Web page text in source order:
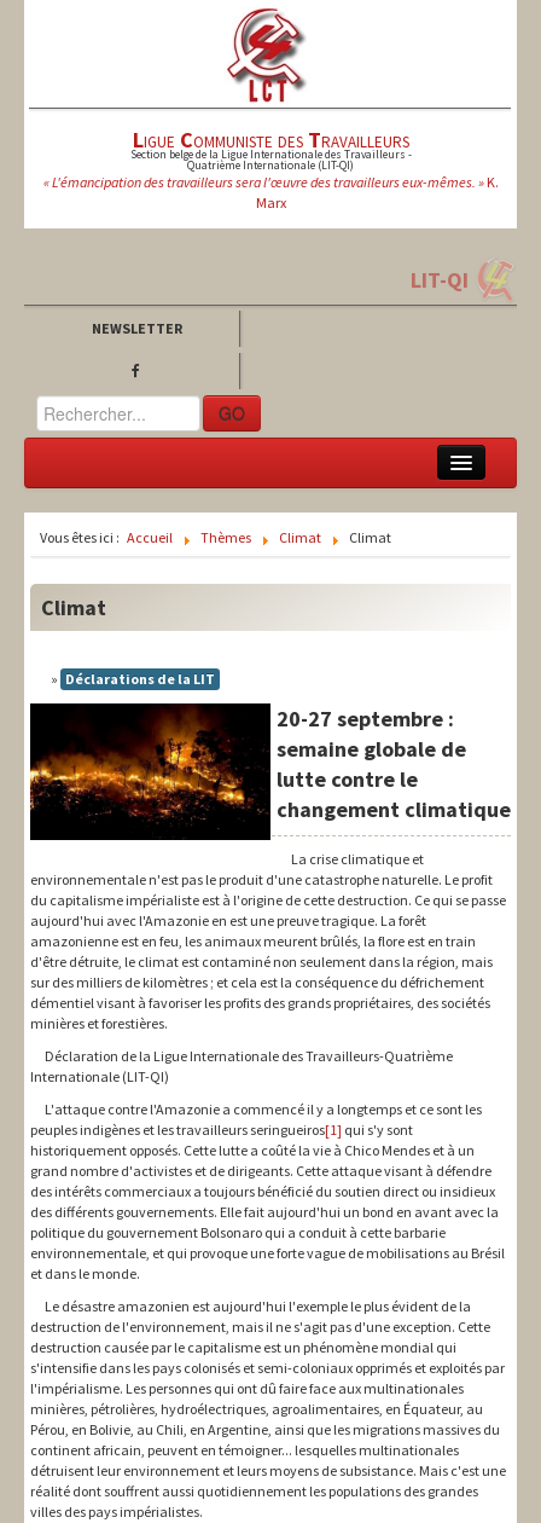
Ligue Communiste des Travailleurs
Section belge de la Ligue Internationale des Travailleurs -
Quatrième Internationale (LIT-QI)
« L'émancipation des travailleurs sera l'œuvre des travailleurs eux-mêmes. »K.
Marx
LIT-QI
NEWSLETTER
GO
Théorie
Europe
International
Syndical
Social
Thèmes
Vous êtes ici : Accueil Thèmes Climat Climat
Climat
Déclarations de la LIT
20-27 septembre :
semaine globale de
lutte contre le
changement climatique
La crise climatique et
environnementale n'est pas le produit d'une catastrophe naturelle. Le profit
du capitalisme impérialiste est à l'origine de cette destruction. Ce qui se passe
aujourd'hui avec l'Amazonie en est une preuve tragique. La forêt
amazonienne est en feu, les animaux meurent brûlés, la flore est en train
d'être détruite, le climat est contaminé non seulement dans la région, mais
sur des milliers de kilomètres ; et cela est la conséquence du défrichement
démentiel visant à favoriser les profits des grands propriétaires, des sociétés
minières et forestières.
Déclaration de la Ligue Internationale des Travailleurs-Quatrième
Internationale (LIT-QI)
L'attaque contre l'Amazonie a commencé il y a longtemps et ce sont les
peuples indigènes et les travailleurs seringueiros[1] qui s'y sont
historiquement opposés. Cette lutte a coûté la vie à Chico Mendes et à un
grand nombre d'activistes et de dirigeants. Cette attaque visant à défendre
des intérêts commerciaux a toujours bénéficié du soutien direct ou insidieux
des différents gouvernements. Elle fait aujourd'hui un bond en avant avec la
politique du gouvernement Bolsonaro qui a conduit à cette barbarie
environnementale, et qui provoque une forte vague de mobilisations au Brésil
et dans le monde.
Le désastre amazonien est aujourd'hui l'exemple le plus évident de la
destruction de l'environnement, mais il ne s'agit pas d'une exception. Cette
destruction causée par le capitalisme est un phénomène mondial qui
s'intensifie dans les pays colonisés et semi-coloniaux opprimés et exploités par
l'impérialisme. Les personnes qui ont dû faire face aux multinationales
minières, pétrolières, hydroélectriques, agroalimentaires, en Équateur, au
Pérou, en Bolivie, au Chili, en Argentine, ainsi que les migrations massives du
continent africain, peuvent en témoigner... lesquelles multinationales
détruisent leur environnement et leurs moyens de subsistance. Mais c'est une
réalité dont souffrent aussi quotidiennement les populations des grandes
villes des pays impérialistes.